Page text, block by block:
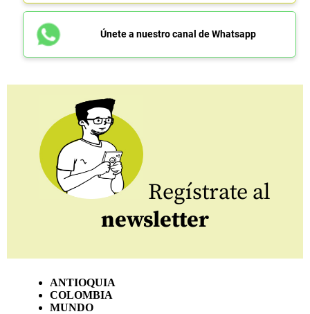
Únete a nuestro canal de Whatsapp
Regístrate al
newsletter
ANTIOQUIA
COLOMBIA
MUNDO